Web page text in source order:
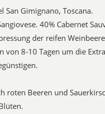
San Gimignano, Toscana.
40% Cabernet
der reifen
von 8-10 Tagen um die
roten Beeren und